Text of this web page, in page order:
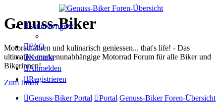
Genuss-Biker
Motoradfahren und kulinarisch geniessen... that's life! - Das
ultimative markenunabhängige Motorrad Forum für alle Biker und
Bikerinnen!
Zum Inhalt
Schnellzugriff
FAQ
Kontakt
Anmelden
Registrieren
Genuss-Biker Portal Portal Genuss-Biker Foren-Übersicht